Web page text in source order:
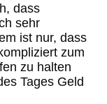
dass
sehr
ist nur, dass
zum
zu halten
Tages Geld